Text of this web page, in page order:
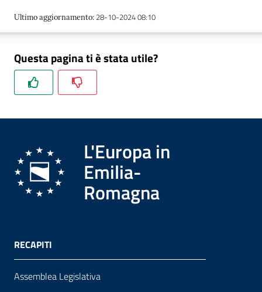
Formazione
Notizie
eventi
Partecipazione
Approfondimenti
Ultimo aggiornamento: 28-10-2024 08:10
Questa pagina ti è stata utile?
L'Europa in
Emilia-
Romagna
RECAPITI
Assemblea Legislativa